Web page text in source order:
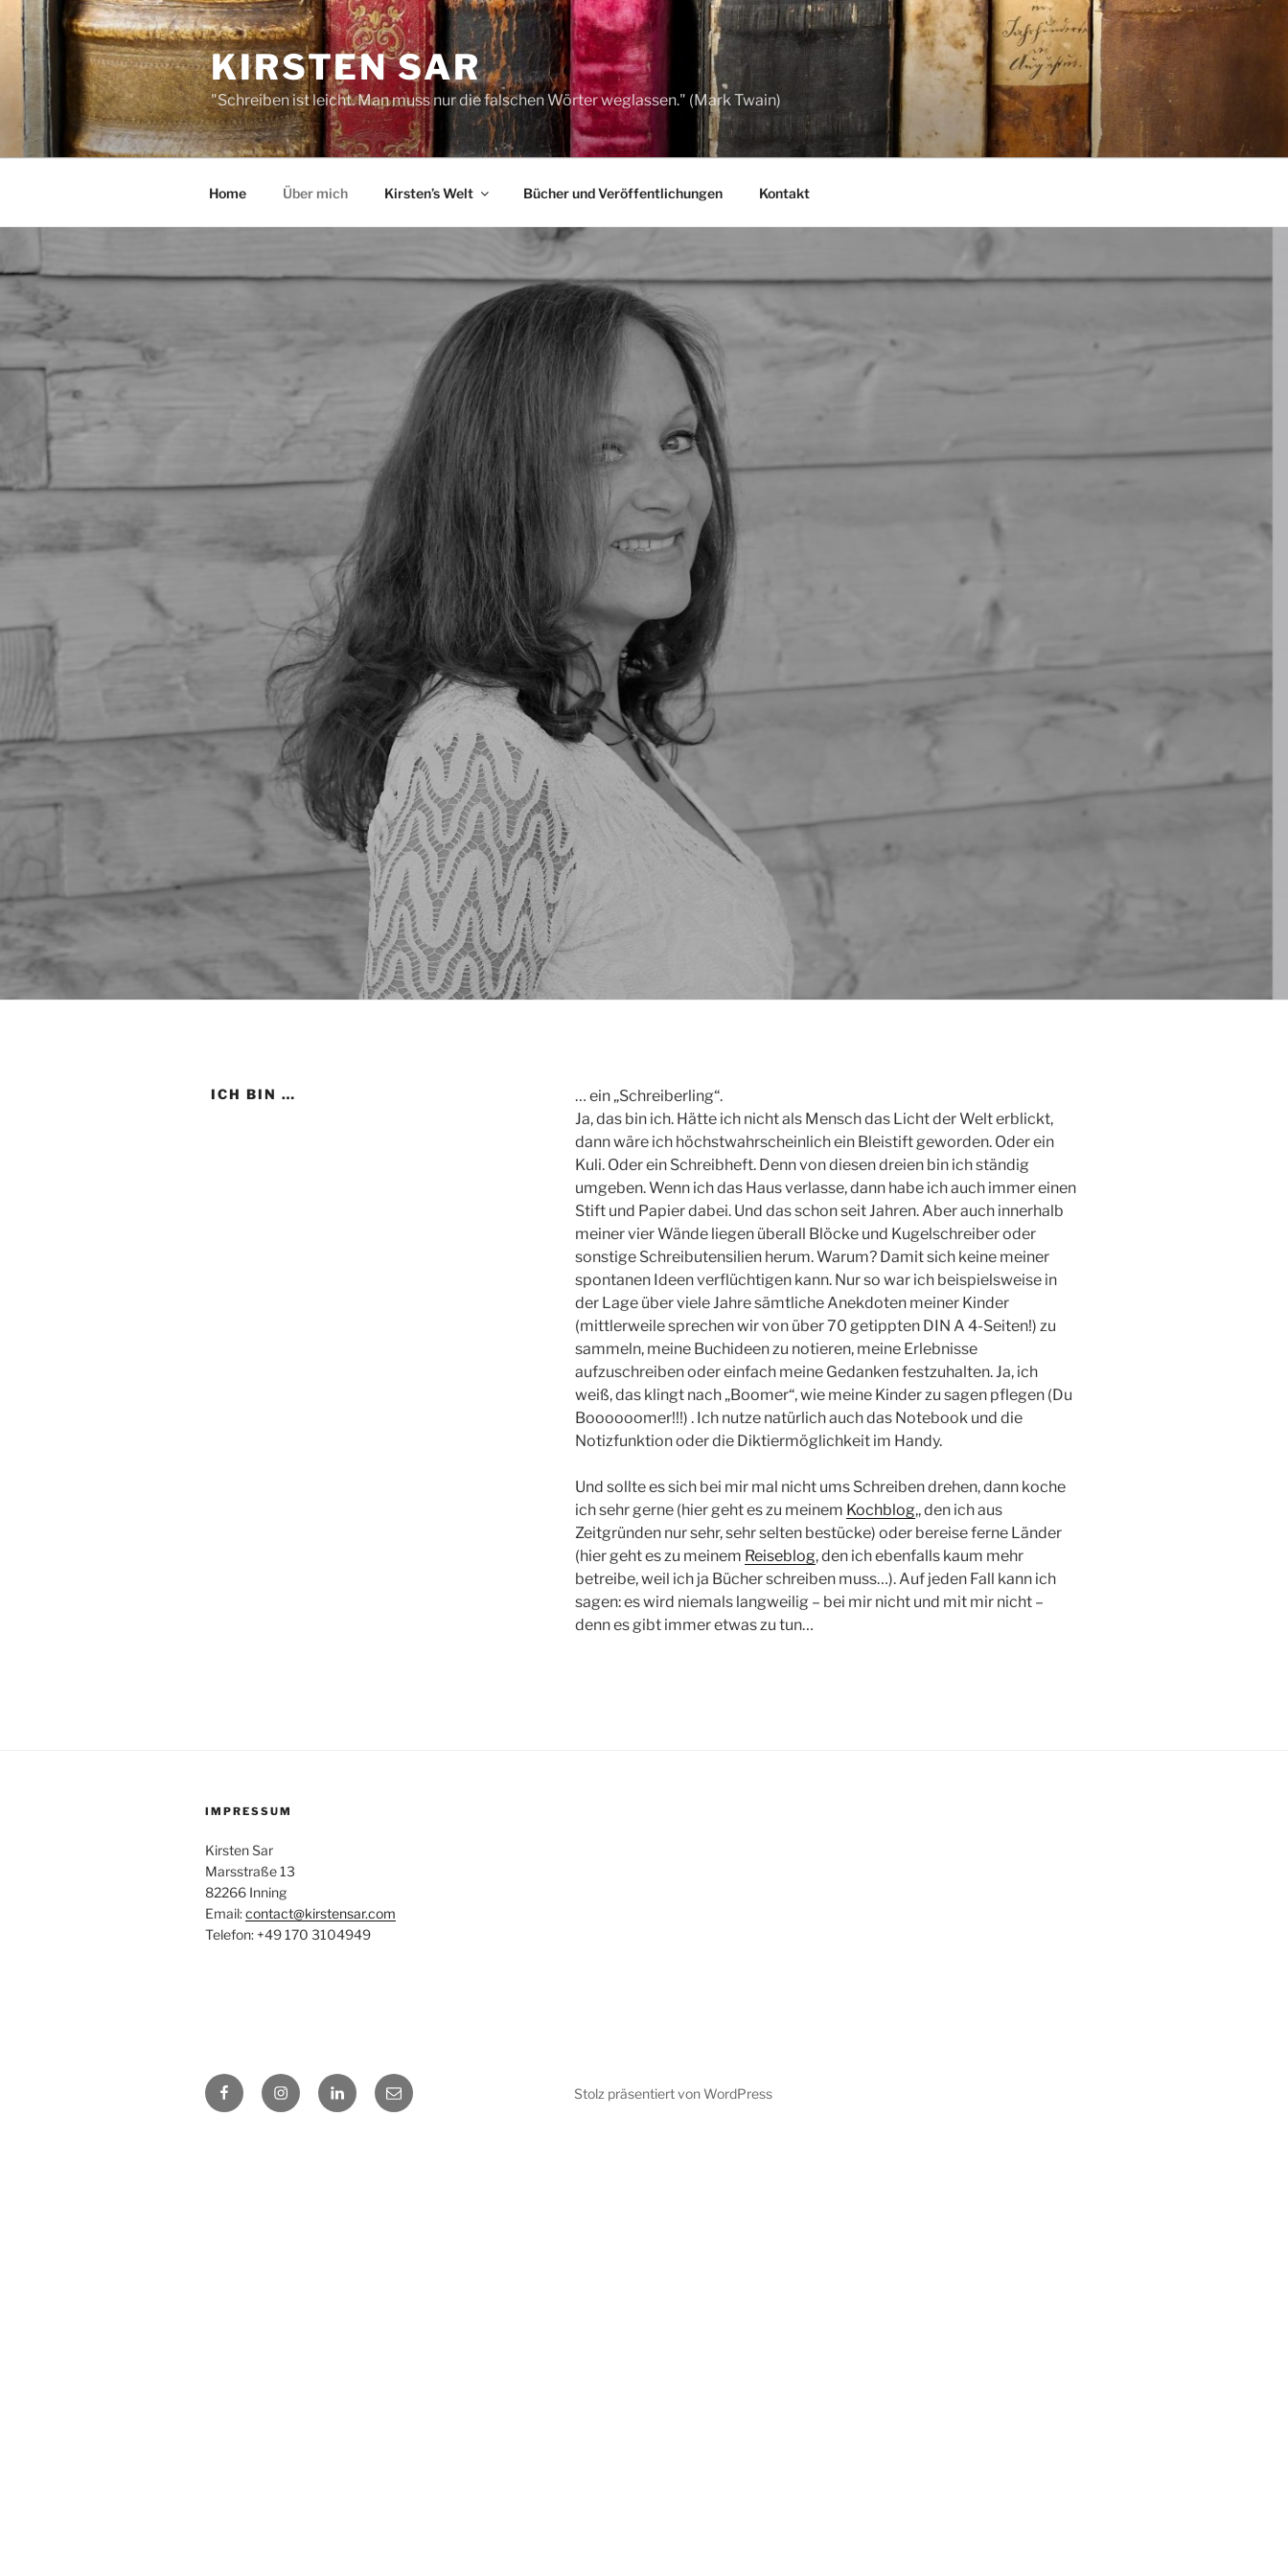
Zum
Inhalt
springen
KIRSTEN SAR
"Schreiben ist leicht. Man muss nur die falschen Wörter weglassen." (Mark Twain)
Home Über mich Kirsten’s Welt Bücher und Veröffentlichungen Kontakt
ICH BIN …
… ein „Schreiberling“.
Ja, das bin ich. Hätte ich nicht als Mensch das Licht der Welt erblickt,
dann wäre ich höchstwahrscheinlich ein Bleistift geworden. Oder ein
Kuli. Oder ein Schreibheft. Denn von diesen dreien bin ich ständig
umgeben. Wenn ich das Haus verlasse, dann habe ich auch immer einen
Stift und Papier dabei. Und das schon seit Jahren. Aber auch innerhalb
meiner vier Wände liegen überall Blöcke und Kugelschreiber oder
sonstige Schreibutensilien herum. Warum? Damit sich keine meiner
spontanen Ideen verflüchtigen kann. Nur so war ich beispielsweise in
der Lage über viele Jahre sämtliche Anekdoten meiner Kinder
(mittlerweile sprechen wir von über 70 getippten DIN A 4-Seiten!) zu
sammeln, meine Buchideen zu notieren, meine Erlebnisse
aufzuschreiben oder einfach meine Gedanken festzuhalten. Ja, ich
weiß, das klingt nach „Boomer“, wie meine Kinder zu sagen pflegen (Du
Boooooomer!!!) . Ich nutze natürlich auch das Notebook und die
Notizfunktion oder die Diktiermöglichkeit im Handy.
Und sollte es sich bei mir mal nicht ums Schreiben drehen, dann koche
ich sehr gerne (hier geht es zu meinem Kochblog,, den ich aus
Zeitgründen nur sehr, sehr selten bestücke) oder bereise ferne Länder
(hier geht es zu meinem Reiseblog, den ich ebenfalls kaum mehr
betreibe, weil ich ja Bücher schreiben muss…). Auf jeden Fall kann ich
sagen: es wird niemals langweilig – bei mir nicht und mit mir nicht –
denn es gibt immer etwas zu tun…
IMPRESSUM
Kirsten Sar
Marsstraße 13
82266 Inning
Email:contact@kirstensar.com
Telefon: +49 170 3104949
FacebookInstagramLinkedInE-
Mail
Stolz präsentiert von WordPress